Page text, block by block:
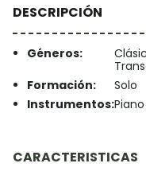
DESCRIPCIÓN
Géneros:
Formación:
Solo
Instrumentos:Piano
CARACTERISTICAS